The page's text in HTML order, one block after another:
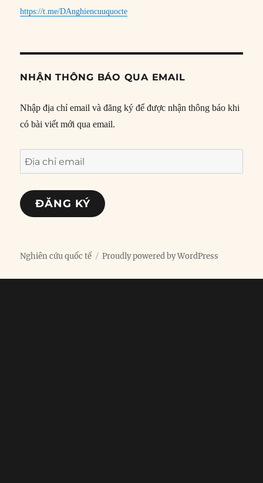
https://t.me/DAnghiencuuquocte
NHẬN THÔNG BÁO QUA EMAIL
Nhập địa chỉ email và đăng ký để được nhận thông báo khi
có bài viết mới qua email.
Địa
chỉ
email
ĐĂNG KÝ
Nghiên cứu quốc tế Proudly powered by WordPress